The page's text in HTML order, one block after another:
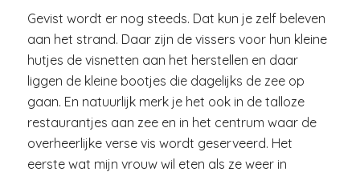
Gevist wordt er nog steeds. Dat kun je zelf beleven
aan het strand. Daar zijn de vissers voor hun kleine
hutjes de visnetten aan het herstellen en daar
liggen de kleine bootjes die dagelijks de zee op
gaan. En natuurlijk merk je het ook in de talloze
restaurantjes aan zee en in het centrum waar de
overheerlijke verse vis wordt geserveerd. Het
eerste wat mijn vrouw wil eten als ze weer in